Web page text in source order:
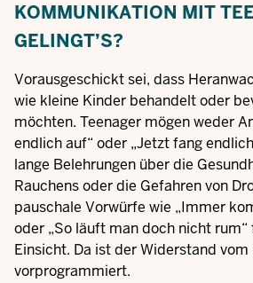
KOMMUNIKATION MIT
GELINGT’S?
Vorausgeschickt sei, dass
wie kleine Kinder behandelt oder
möchten. Teenager mögen weder
endlich auf“ oder „Jetzt fang
lange Belehrungen über die
Rauchens oder die Gefahren von
pauschale Vorwürfe wie „Immer
oder „So läuft man doch nicht
Einsicht. Da ist der Widerstand
vorprogrammiert.